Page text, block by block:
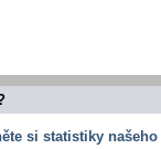
si statistiky našeho